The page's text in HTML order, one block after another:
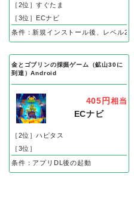
［2位］すぐたま
［3位］ECナビ
条件：新規インストール後、レベル
金とゴブリンの採掘ゲーム（鉱山30に
到達）Android
405円 相当
ECナビ
［2位］ハピタス
［3位］
条件：アプリDL後の起動